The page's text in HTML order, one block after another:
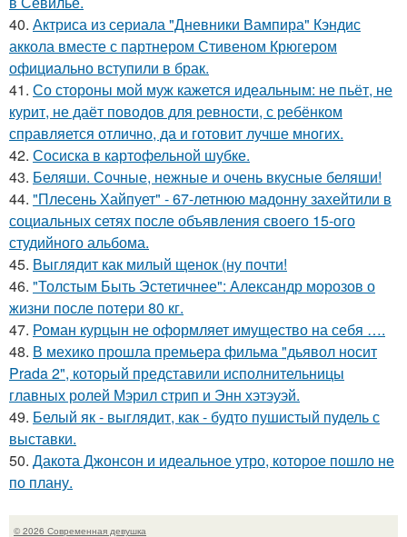
40. Актриса из сериала "Дневники Вампира" Кэндис
аккола вместе с партнером Стивеном Крюгером
официально вступили в брак.
41. Со стороны мой муж кажется идеальным: не пьёт, не
курит, не даёт поводов для ревности, с ребёнком
справляется отлично, да и готовит лучше многих.
42. Сосиска в картофельной шубке.
43. Беляши. Сочные, нежные и очень вкусные беляши!
44. "Плесень Хайпует" - 67-летнюю мадонну захейтили в
социальных сетях после объявления своего 15-ого
студийного альбома.
45. Выглядит как милый щенок (ну почти!
46. "Толстым Быть Эстетичнее": Александр морозов о
жизни после потери 80 кг.
47. Роман курцын не оформляет имущество на себя ….
48. В мехико прошла премьера фильма "дьявол носит
Prada 2", который представили исполнительницы
главных ролей Мэрил стрип и Энн хэтэуэй.
49. Белый як - выглядит, как - будто пушистый пудель с
выставки.
50. Дакота Джонсон и идеальное утро, которое пошло не
по плану.
© 2026 Современная девушка